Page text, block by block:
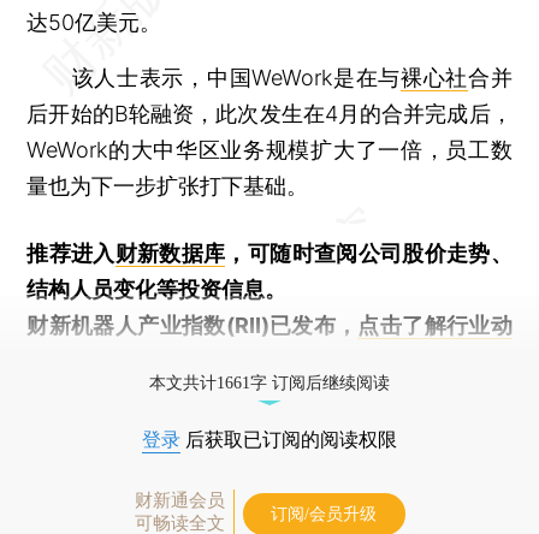
达50亿美元。
该人士表示，中国WeWork是在与裸心社合并
后开始的B轮融资，此次发生在4月的合并完成后，
WeWork的大中华区业务规模扩大了一倍，员工数
量也为下一步扩张打下基础。
推荐进入财新数据库 ，可随时查阅公司股价走势、
结构人员变化等投资信息。
财新机器人产业指数(RII)已发布， 点击了解行业动
本文共计1661字 订阅后继续阅读
登录 后获取已订阅的阅读权限
财新通会员
可畅读全文
订阅/会员升级